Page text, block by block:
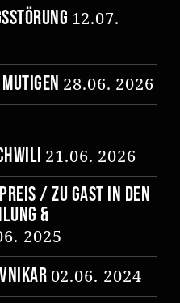
12.07.
28.06. 2026
21.06. 2026
/ Zu Gast in den
&
2025
02.06. 2024